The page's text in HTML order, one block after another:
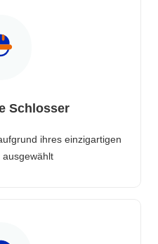
Schlosser
ihres einzigartigen
ausgewählt